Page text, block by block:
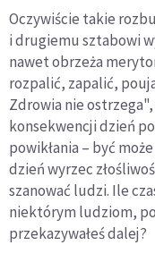
Oczywiście takie
i drugiemu sztabowi
nawet obrzeża
rozpalić, zapalić,
Zdrowia nie
konsekwencji dzień
powikłania – być
dzień wyrzec
szanować ludzi. Ile
niektórym ludziom,
przekazywałeś dalej?